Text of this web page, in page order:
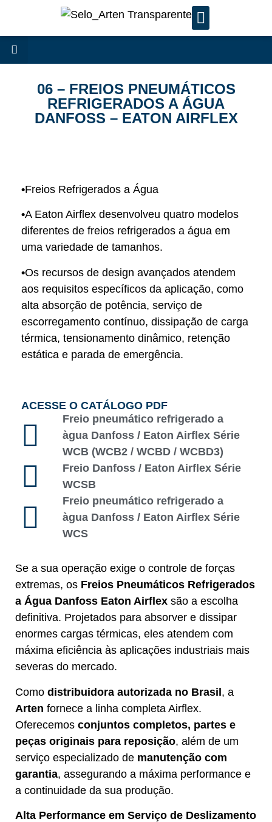
06 – FREIOS PNEUMÁTICOS
REFRIGERADOS A ÁGUA
DANFOSS – EATON AIRFLEX
•Freios Refrigerados a Água
•A Eaton Airflex desenvolveu quatro modelos
diferentes de freios refrigerados a água em
uma variedade de tamanhos.
•Os recursos de design avançados atendem
aos requisitos específicos da aplicação, como
alta absorção de potência, serviço de
escorregamento contínuo, dissipação de carga
térmica, tensionamento dinâmico, retenção
estática e parada de emergência.
ACESSE O CATÁLOGO PDF
Freio pneumático refrigerado a
àgua Danfoss / Eaton Airflex Série
WCB (WCB2 / WCBD / WCBD3)
Freio Danfoss / Eaton Airflex Série
WCSB
Freio pneumático refrigerado a
àgua Danfoss / Eaton Airflex Série
WCS
Se a sua operação exige o controle de forças
extremas, os Freios Pneumáticos Refrigerados
a Água Danfoss Eaton Airflex são a escolha
definitiva. Projetados para absorver e dissipar
enormes cargas térmicas, eles atendem com
máxima eficiência às aplicações industriais mais
severas do mercado.
Como distribuidora autorizada no Brasil, a
Arten fornece a linha completa Airflex.
Oferecemos conjuntos completos, partes e
peças originais para reposição, além de um
serviço especializado de manutenção com
garantia, assegurando a máxima performance e
a continuidade da sua produção.
Alta Performance em Serviço de Deslizamento